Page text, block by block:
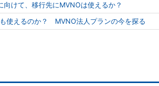
向けて、移行先にMVNOは使えるか？
使えるのか？ MVNO法人プランの今を探る